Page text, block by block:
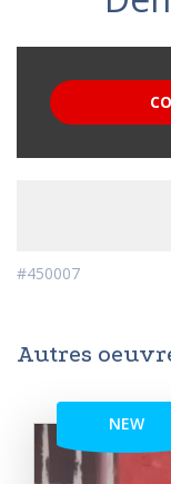
#450007
Autres
NEW